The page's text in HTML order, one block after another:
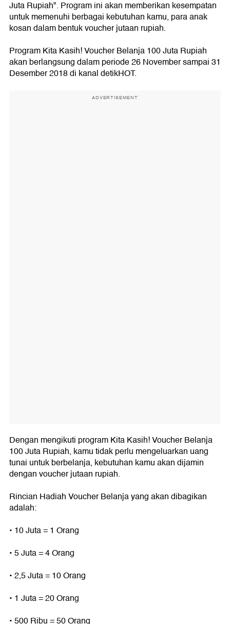
Juta Rupiah". Program ini akan memberikan kesempatan
untuk memenuhi berbagai kebutuhan kamu, para anak
kosan dalam bentuk voucher jutaan rupiah.
Program Kita Kasih! Voucher Belanja 100 Juta Rupiah
akan berlangsung dalam periode 26 November sampai 31
Desember 2018 di kanal detikHOT.
ADVERTISEMENT
Dengan mengikuti program Kita Kasih! Voucher Belanja
100 Juta Rupiah, kamu tidak perlu mengeluarkan uang
tunai untuk berbelanja, kebutuhan kamu akan dijamin
dengan voucher jutaan rupiah.
Rincian Hadiah Voucher Belanja yang akan dibagikan
adalah:
• 10 Juta = 1 Orang
• 5 Juta = 4 Orang
• 2,5 Juta = 10 Orang
• 1 Juta = 20 Orang
• 500 Ribu = 50 Orang